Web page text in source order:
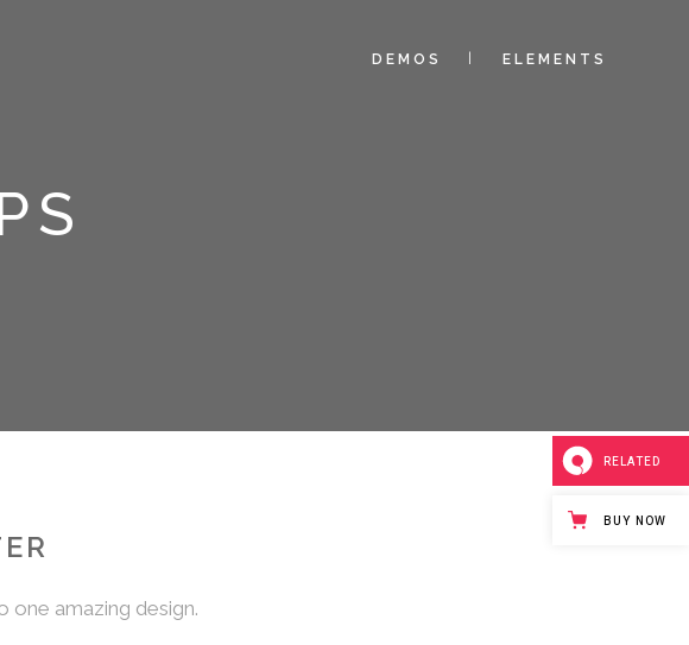
DEMOS ELEMENTS
amazing design.
RELATED
BUY NOW